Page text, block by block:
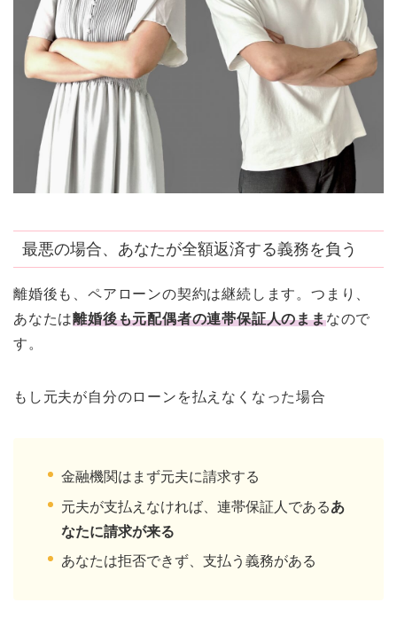
最悪の場合、あなたが全額返済する義務を負う
離婚後も、ペアローンの契約は継続します。つまり、
あなたは離婚後も元配偶者の連帯保証人のままなので
す。
もし元夫が自分のローンを払えなくなった場合
金融機関はまず元夫に請求する
元夫が支払えなければ、連帯保証人であるあ
なたに請求が来る
あなたは拒否できず、支払う義務がある